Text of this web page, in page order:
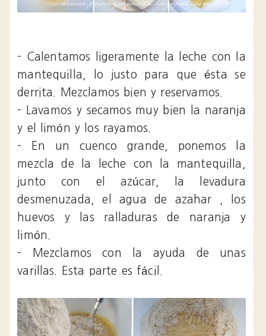
- Calentamos ligeramente la leche con la
mantequilla, lo justo para que ésta se
derrita. Mezclamos bien y reservamos.
- Lavamos y secamos muy bien la naranja
y el limón y los rayamos.
- En un cuenco grande, ponemos la
mezcla de la leche con la mantequilla,
junto con el azúcar, la levadura
desmenuzada, el agua de azahar , los
huevos y las ralladuras de naranja y
limón.
- Mezclamos con la ayuda de unas
varillas. Esta parte es fácil.